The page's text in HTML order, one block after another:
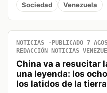
Sociedad Venezuela
NOTICIAS PUBLICADO 7
REDACCIÓN NOTICIAS
China va a resucitar
una leyenda: los
los latidos de la tierra